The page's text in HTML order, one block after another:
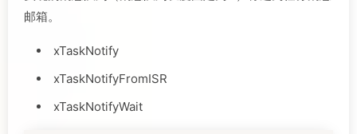
邮箱。
xTaskNotify
xTaskNotifyFromISR
xTaskNotifyWait